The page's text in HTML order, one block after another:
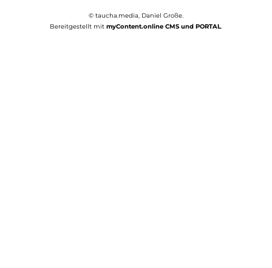
© taucha.media, Daniel Große.
Bereitgestellt mit myContent.online CMS und PORTAL.